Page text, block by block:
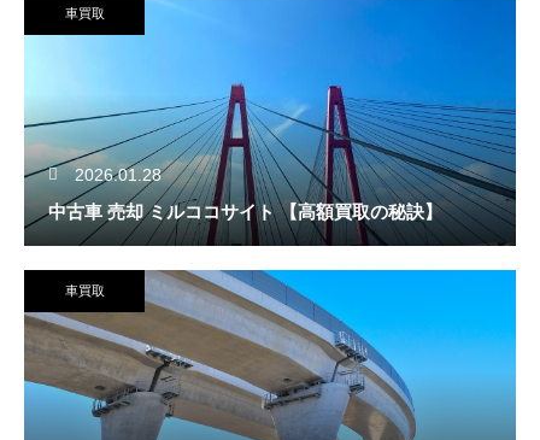
車買取
2026.01.28
中古車 売却 ミルココサイト 【高額買取の秘訣】
車買取